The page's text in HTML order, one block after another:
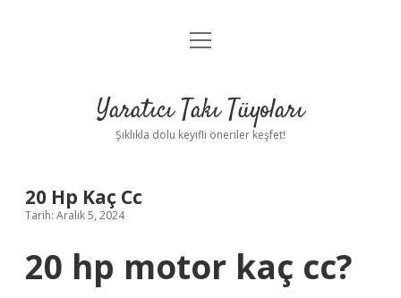
Anasayfa
Yasal Uyarı
menüyü
Yaratıcı Takı Tüyoları
Şıklıkla dolu keyifli öneriler keşfet!
20 Hp Kaç Cc
Tarih: Aralık 5, 2024
20 hp motor kaç cc?